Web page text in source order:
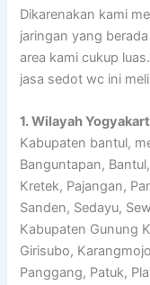
Dikarenakan kami
jaringan yang
area kami cukup
jasa sedot wc ini
1. Wilayah
Kabupaten bantul,
Banguntapan,
Kretek, Pajangan,
Sanden, Sedayu,
Kabupaten Gunung
Girisubo,
Panggang, Patuk,